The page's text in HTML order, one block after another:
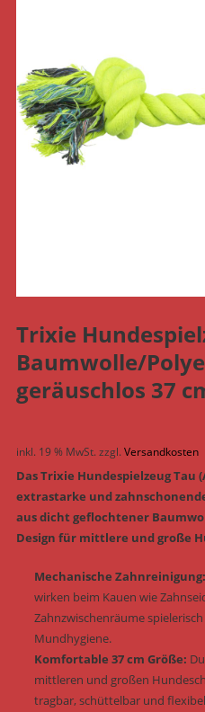
Trixie
Baumwolle/
geräuschlos 37
inkl. 19 % MwSt. zzgl. Versandkosten
Das Trixie Hundespielzeug Tau
extrastarke und
aus dicht geflochtener
Design für mittlere und große
Mechanische Zahnreinigung:
wirken beim Kauen wie
Zahnzwischenräume
Mundhygiene.
Komfortable 37 cm Größe:
mittleren und großen
tragbar, schüttelbar und